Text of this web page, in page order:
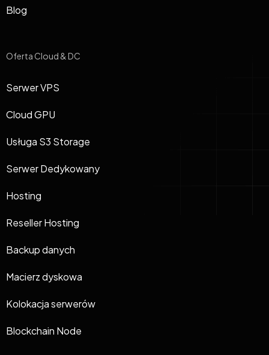
Blog
Oferta Cloud & DC
Serwer VPS
Cloud GPU
Usługa S3 Storage
Serwer Dedykowany
Hosting
Reseller Hosting
Backup danych
Macierz dyskowa
Kolokacja serwerów
Blockchain Node